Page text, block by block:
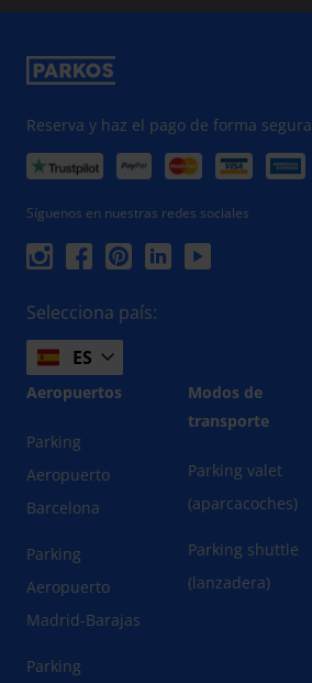
Reserva y haz el pago de forma segura
Síguenos en nuestras redes sociales
Selecciona país:
ES
Aeropuertos
Parking
Aeropuerto
Barcelona
Parking
Aeropuerto
Madrid-Barajas
Parking
Modos de
transporte
Parking valet
(aparcacoches)
Parking shuttle
(lanzadera)